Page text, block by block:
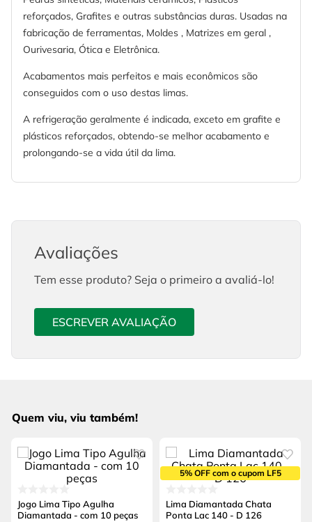
reforçados, Grafites e outras substâncias duras. Usadas na
fabricação de ferramentas, Moldes , Matrizes em geral ,
Ourivesaria, Ótica e Eletrônica.
Acabamentos mais perfeitos e mais econômicos são
conseguidos com o uso destas limas.
A refrigeração geralmente é indicada, exceto em grafite e
plásticos reforçados, obtendo-se melhor acabamento e
prolongando-se a vida útil da lima.
Avaliações
Tem esse produto? Seja o primeiro a avaliá-lo!
ESCREVER AVALIAÇÃO
Quem viu, viu também!
Jogo Lima Tipo Agulha
Diamantada - com 10 peças
5% OFF com o cupom LF5
Lima Diamantada Chata
Ponta Lac 140 - D 126